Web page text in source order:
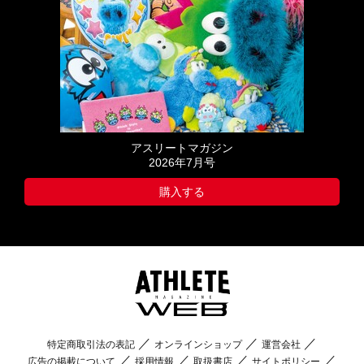
アスリートマガジン
2026年7月号
購入する
特定商取引法の表記 オンラインショップ
運営会社